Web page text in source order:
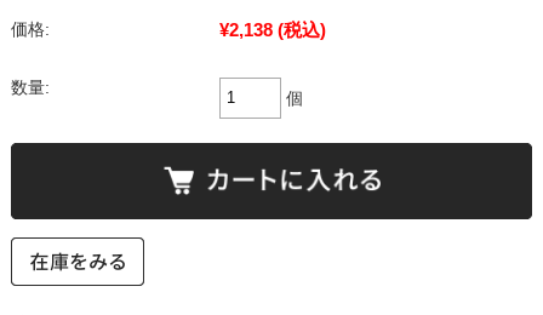
価格: ¥2,138 (税込)
数量:
個